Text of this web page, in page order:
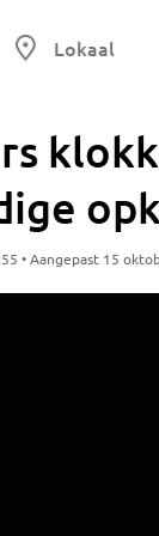
Lokaal
• Aangepast 15